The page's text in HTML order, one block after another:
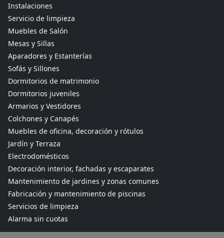
Instalaciones
Servicio de limpieza
Muebles de Salón
Mesas y Sillas
Aparadores y Estanterías
Sofás y Sillones
Dormitorios de matrimonio
Dormitorios juveniles
Armarios y Vestidores
Colchones y Canapés
Muebles de oficina, decoración y rótulos
Jardín y Terraza
Electrodomésticos
Decoración interior, fachadas y escaparates
Mantenimiento de jardines y zonas comunes
Fabricación y mantenimiento de piscinas
Servicios de limpieza
Alarma sin cuotas